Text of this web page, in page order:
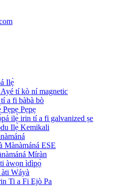
Ilẹ̀
tí kò ní magnetic
a fi bàbà bò
Pẹpẹ Pẹpẹ
ilẹ̀ irin tí a fi galvanized ṣe
Ilẹ̀ Kemikali
Mànàmáná ESE
Míràn
àwọn ìdìpọ̀
Wáyà
Ti a Fi Ejò Pa